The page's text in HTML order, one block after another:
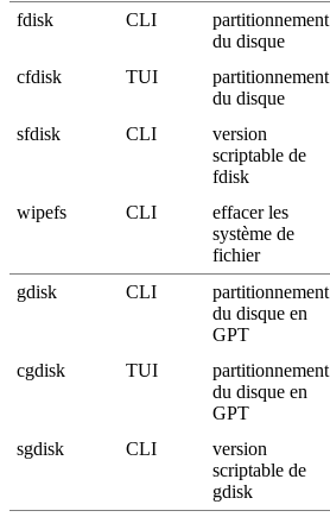
fdisk CLI
partitionnement
du disque
cfdisk TUI
partitionnement
du disque
sfdisk CLI
version
scriptable de
fdisk
wipefs CLI
effacer les
système de
fichier
gdisk CLI
partitionnement
du disque en
GPT
cgdisk TUI
partitionnement
du disque en
GPT
sgdisk CLI
version
scriptable de
gdisk